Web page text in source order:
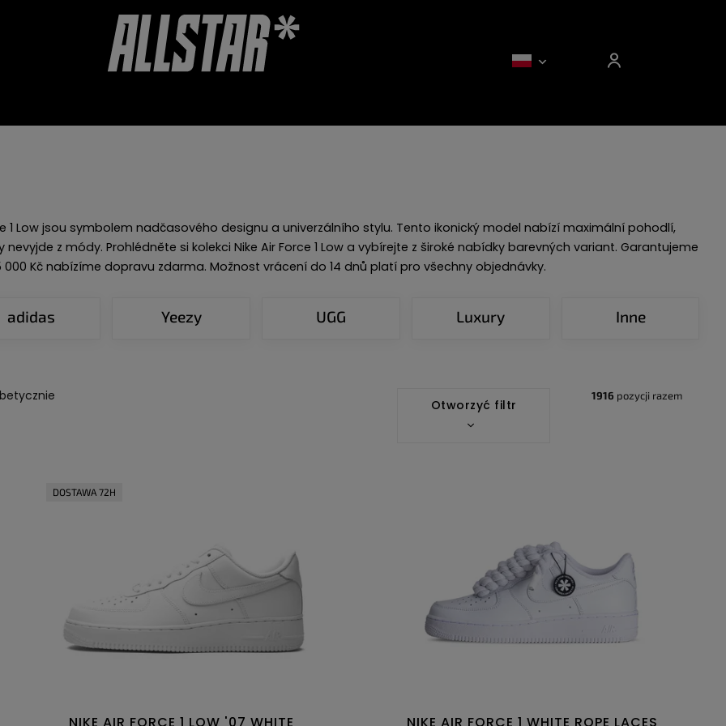
1 Low jsou symbolem nadčasového designu a univerzálního stylu. Tento ikonický model nabízí maximální pohodlí,
z módy. Prohlédněte si kolekci Nike Air Force 1 Low a vybírejte z široké nabídky barevných variant. Garantujeme
Kč nabízíme dopravu zdarma. Možnost vrácení do 14 dnů platí pro všechny objednávky.
adidas Yeezy UGG Luxury Inne
1916 pozycji razem
Otworzyć filtr
DOSTAWA 72H
NIKE AIR FORCE 1 LOW '07 WHITE
NIKE AIR FORCE 1 WHITE ROPE LACES